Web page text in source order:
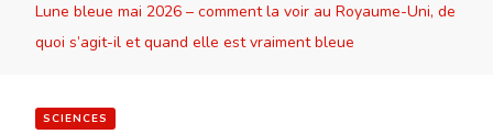
Lune bleue mai 2026 – comment la voir au Royaume-Uni, de
quoi s’agit-il et quand elle est vraiment bleue
SCIENCES